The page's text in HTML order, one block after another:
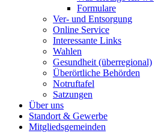
Formulare
Ver- und Entsorgung
Online Service
Interessante Links
Wahlen
Gesundheit (überregional)
Überörtliche Behörden
Notruftafel
Satzungen
Über uns
Standort & Gewerbe
Mitgliedsgemeinden